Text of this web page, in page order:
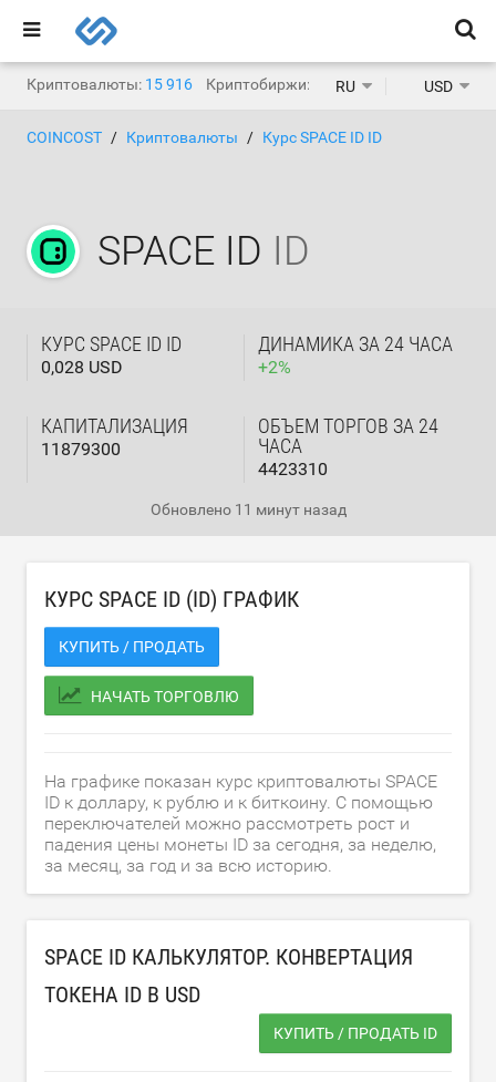
Криптовалюты: 15 916 Криптобиржи: 1 468
RU USD
COINCOST Криптовалюты Курс SPACE ID ID
SPACE ID ID
КУРС SPACE ID ID
0,028 USD
ДИНАМИКА ЗА 24 ЧАСА
+2%
КАПИТАЛИЗАЦИЯ
11879300
ОБЪЕМ ТОРГОВ ЗА 24
ЧАСА
4423310
Обновлено 11 минут назад
КУРС SPACE ID (ID) ГРАФИК
КУПИТЬ / ПРОДАТЬ
НАЧАТЬ ТОРГОВЛЮ
На графике показан курс криптовалюты SPACE
ID к доллару, к рублю и к биткоину. С помощью
переключателей можно рассмотреть рост и
падения цены монеты ID за сегодня, за неделю,
за месяц, за год и за всю историю.
SPACE ID КАЛЬКУЛЯТОР. КОНВЕРТАЦИЯ
ТОКЕНА ID В USD
КУПИТЬ / ПРОДАТЬ ID